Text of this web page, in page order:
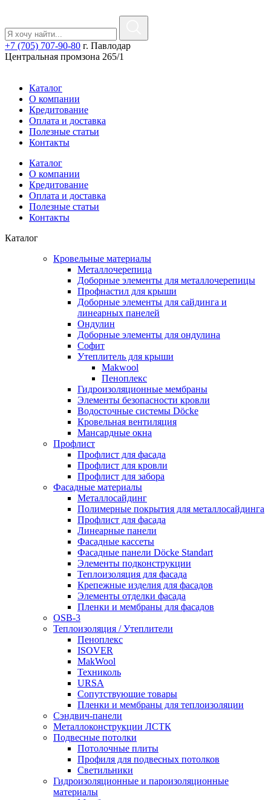
+7 (705) 707-90-80 г. Павлодар
Центральная промзона 265/1
Каталог
О компании
Кредитование
Оплата и доставка
Полезные статьи
Контакты
Каталог
О компании
Кредитование
Оплата и доставка
Полезные статьи
Контакты
Каталог
Кровельные материалы
Металлочерепица
Доборные элементы для металлочерепицы
Профнастил для крыши
Доборные элементы для сайдинга и
линеарных панелей
Ондулин
Доборные элементы для ондулина
Софит
Утеплитель для крыши
Makwool
Пеноплекс
Гидроизоляционные мембраны
Элементы безопасности кровли
Водосточные системы Döcke
Кровельная вентиляция
Мансардные окна
Профлист
Профлист для фасада
Профлист для кровли
Профлист для забора
Фасадные материалы
Металлосайдинг
Полимерные покрытия для металлосайдинга
Профлист для фасада
Линеарные панели
Фасадные кассеты
Фасадные панели Döcke Standart
Элементы подконструкции
Теплоизоляция для фасада
Крепежные изделия для фасадов
Элементы отделки фасада
Пленки и мембраны для фасадов
OSB-3
Теплоизоляция / Утеплители
Пеноплекс
ISOVER
MakWool
Техниколь
URSA
Сопутствующие товары
Пленки и мембраны для теплоизоляции
Сэндвич-панели
Металлоконструкции ЛСТК
Подвесные потолки
Потолочные плиты
Профиля для подвесных потолков
Светильники
Гидроизоляционные и пароизоляционные
материалы